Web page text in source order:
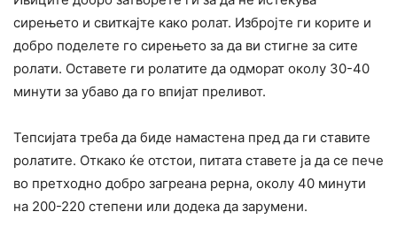
сирењето и свиткајте како ролат. Избројте ги корите и
добро поделете го сирењето за да ви стигне за сите
ролати. Оставете ги ролатите да одморат околу 30-40
минути за убаво да го впијат преливот.
Тепсијата треба да биде намастена пред да ги ставите
ролатите. Откако ќе отстои, питата ставете ја да се пече
во претходно добро загреана рерна, околу 40 минути
на 200-220 степени или додека да зарумени.